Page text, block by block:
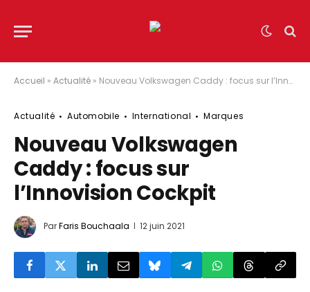
Accueil » Actualité » Nouveau Volkswagen Caddy : focus sur l’Innovision Cockpit
Actualité Automobile International Marques
Nouveau Volkswagen
Caddy : focus sur
l’Innovision Cockpit
ParFaris Bouchaala 12 juin 2021